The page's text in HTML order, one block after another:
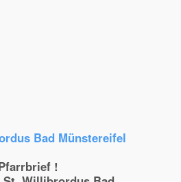
Bad Münstereifel
!